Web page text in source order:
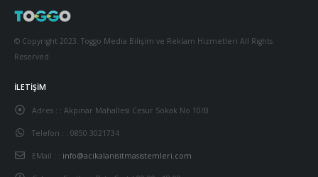
© Copyright 2023. Toggo Media Bilişim ve Reklam Hizmetleri All Rights
Reserved.
İLETIŞIM
Adres : : Akpınar Mahallesi Cesur Sokak No 10/B
Telefon : : 0850 3021734
EMail : : info@acikalanisitmasistemleri.com
Az önce bir müşterimiz Satın Aldı